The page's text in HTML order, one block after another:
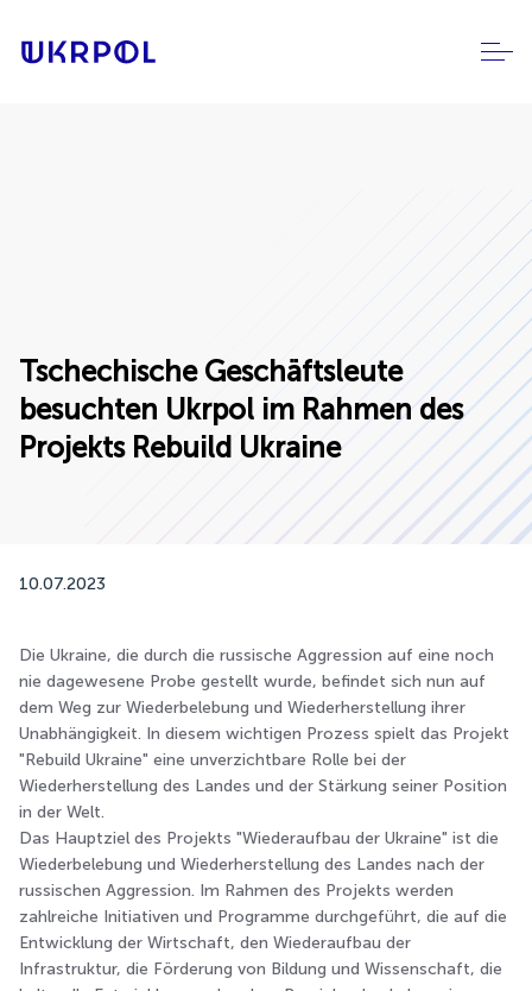
Tschechische Geschäftsleute
besuchten Ukrpol im Rahmen des
Projekts Rebuild Ukraine
10.07.2023
Die Ukraine, die durch die russische Aggression auf eine noch
nie dagewesene Probe gestellt wurde, befindet sich nun auf
dem Weg zur Wiederbelebung und Wiederherstellung ihrer
Unabhängigkeit. In diesem wichtigen Prozess spielt das Projekt
"Rebuild Ukraine" eine unverzichtbare Rolle bei der
Wiederherstellung des Landes und der Stärkung seiner Position
in der Welt.
Das Hauptziel des Projekts "Wiederaufbau der Ukraine" ist die
Wiederbelebung und Wiederherstellung des Landes nach der
russischen Aggression. Im Rahmen des Projekts werden
zahlreiche Initiativen und Programme durchgeführt, die auf die
Entwicklung der Wirtschaft, den Wiederaufbau der
Infrastruktur, die Förderung von Bildung und Wissenschaft, die